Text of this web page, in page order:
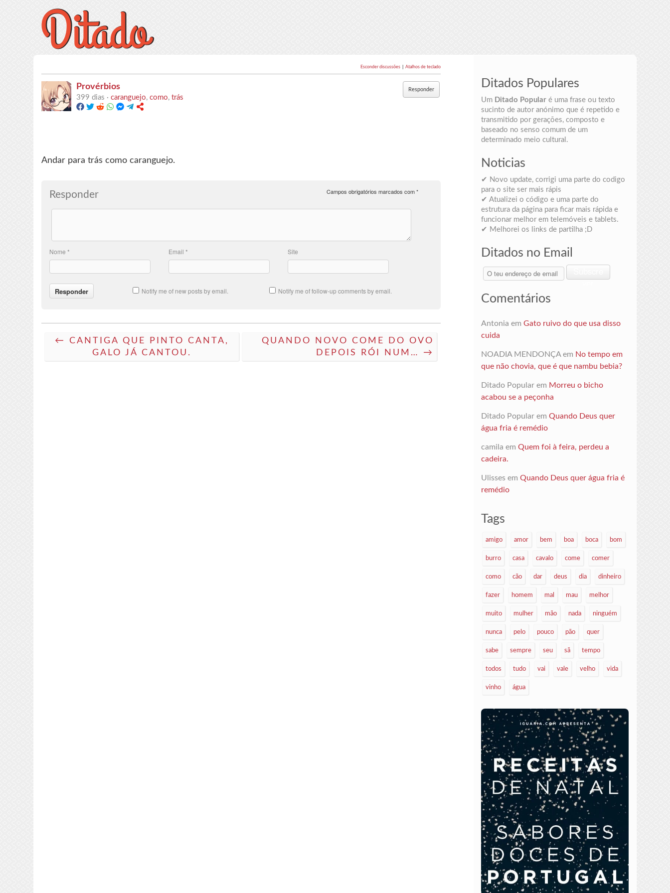
Esconder discussões Atalhos de teclado
Provérbios Responder
399 dias ·caranguejo,como,trás
Andar para trás como caranguejo.
Responder Campos obrigatórios marcados com*
Nome* Email* Site
Notify me of follow-up comments by email.
Notify me of new posts by email.
← CANTIGA QUE PINTO CANTA,
GALO JÁ CANTOU.
QUANDO NOVO COME DO OVO
DEPOIS RÓI NUM… →
Ditados Populares
Um Ditado Popularé uma frase ou texto
sucinto de autor anónimo que é repetido e
transmitido por gerações, composto e
baseado no senso comum de um
determinado meio cultural.
Noticias
✔ Novo update, corrigi uma parte do codigo
para o site ser mais rápis
✔ Atualizei o código e uma parte do
estrutura da página para ficar mais rápida e
funcionar melhor em telemóveis e tablets.
✔ Melhorei os links de partilha ;D
Ditados no Email
O
teu
de
ver
Comentários
Antonia em Gato ruivo do que usa disso
cuida
NOADIA MENDONÇAem No tempo em
que não chovia, que é que nambu bebia?
Ditado Popularem Morreu o bicho
acabou se a peçonha
Ditado Popularem Quando Deus quer
água fria é remédio
camila em Quem foi à feira, perdeu a
cadeira.
Ulissesem Quando Deus quer água fria é
remédio
Tags
amigo amor bem boa boca bom
burro casa cavalo come comer
como cão dar deus dia dinheiro
fazer homem mal mau melhor
muito mulher mão nada ninguém
nunca pelo pouco pão quer
sabe sempre seu sã tempo
todos tudo vai vale velho vida
vinho água